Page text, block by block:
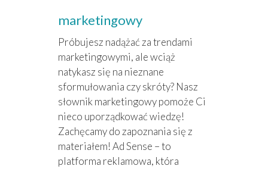
marketingowy
Próbujesz nadążać za trendami
marketingowymi, ale wciąż
natykasz się na nieznane
sformułowania czy skróty? Nasz
słownik marketingowy pomoże Ci
nieco uporządkować wiedzę!
Zachęcamy do zapoznania się z
materiałem! Ad Sense – to
platforma reklamowa, która